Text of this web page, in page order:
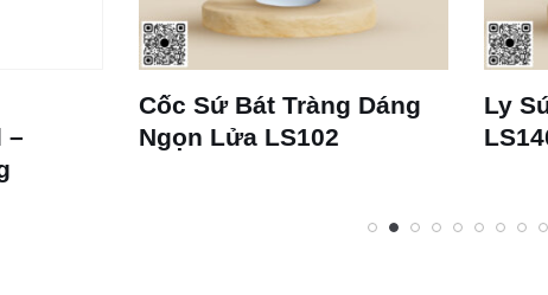
–
Cốc Sứ Bát Tràng Dáng
Ngọn Lửa LS102
Ly